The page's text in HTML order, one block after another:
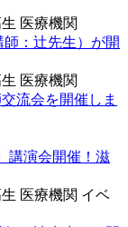
医療機関
師：辻先生）が開
医療機関
流会を開催しま
講演会開催！滋
医療機関 イベ